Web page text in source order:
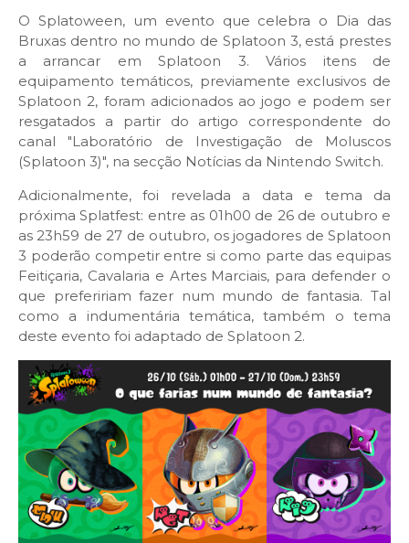
O Splatoween, um evento que celebra o Dia das
Bruxas dentro no mundo de Splatoon 3, está prestes
a arrancar em Splatoon 3. Vários itens de
equipamento temáticos, previamente exclusivos de
Splatoon 2, foram adicionados ao jogo e podem ser
resgatados a partir do artigo correspondente do
canal "Laboratório de Investigação de Moluscos
(Splatoon 3)", na secção Notícias da Nintendo Switch.
Adicionalmente, foi revelada a data e tema da
próxima Splatfest: entre as 01h00 de 26 de outubro e
as 23h59 de 27 de outubro, os jogadores de Splatoon
3 poderão competir entre si como parte das equipas
Feitiçaria, Cavalaria e Artes Marciais, para defender o
que prefeririam fazer num mundo de fantasia. Tal
como a indumentária temática, também o tema
deste evento foi adaptado de Splatoon 2.